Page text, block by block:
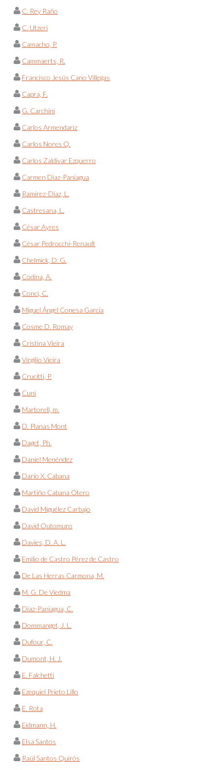
C. Rey Raño
C. Utzeri
Camacho, P.
Cammaerts, R.
Francisco Jesús Cano Villegas
Capra, F.
G. Carchini
Carlos Armendariz
Carlos Nores Q.
Carlos Zaldívar Ezquerro
Carmen Díaz-Paniagua
Ramírez-Díaz, L.
Castresana, L.
César Ayres
César Pedrocchi-Renault
Chelmick, D. G.
Codina, A.
Conci, C.
Miguel Ángel Conesa García
Cosme D. Romay
Cristina Vieira
Virgílio Vieira
Crucitti, P.
Cuni
Martorell, m.
D. Planas Mont
Daget, Ph.
Daniel Menéndez
Darío X. Cabana
Martiño Cabana Otero
David Miguélez Carbajo
David Outomuro
Davies, D. A. L.
Emilio de Castro Pérez de Castro
De Las Herras Carmona, M.
M. G. De Viedma
Díaz-Paniagua, C.
Dommanget, J. L.
Dufour, C.
Dumont, H. J.
E. Falchetti
Ezequiel Prieto Lillo
E. Rota
Eidmann, H.
Elsa Santos
Raúl Santos Quirós